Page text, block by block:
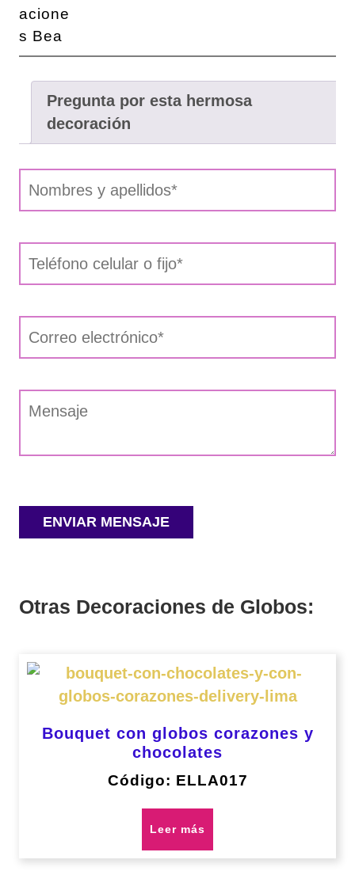
Pregunta por esta hermosa
decoración
Otras Decoraciones de Globos:
Bouquet con globos corazones y
chocolates
Código: ELLA017
Leer más